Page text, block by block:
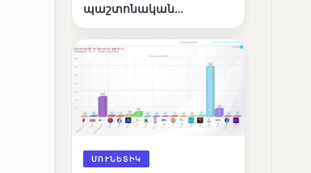
պաշտոնական
ՄՈՒՆԵՏԻԿ